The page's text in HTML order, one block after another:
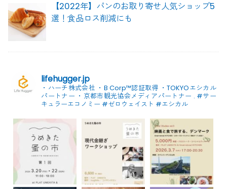
【2022年】パンのお取り寄せ人気ショップ5
選！食品ロス削減にも
lifehugger.jp
・ハーチ株式会社 ・B Corp™認証取得 ・TOKYOエシカル
パートナー ・京都市観光協会メディアパートナー . #サー
キュラーエコノミー #ゼロウェイスト #エシカル